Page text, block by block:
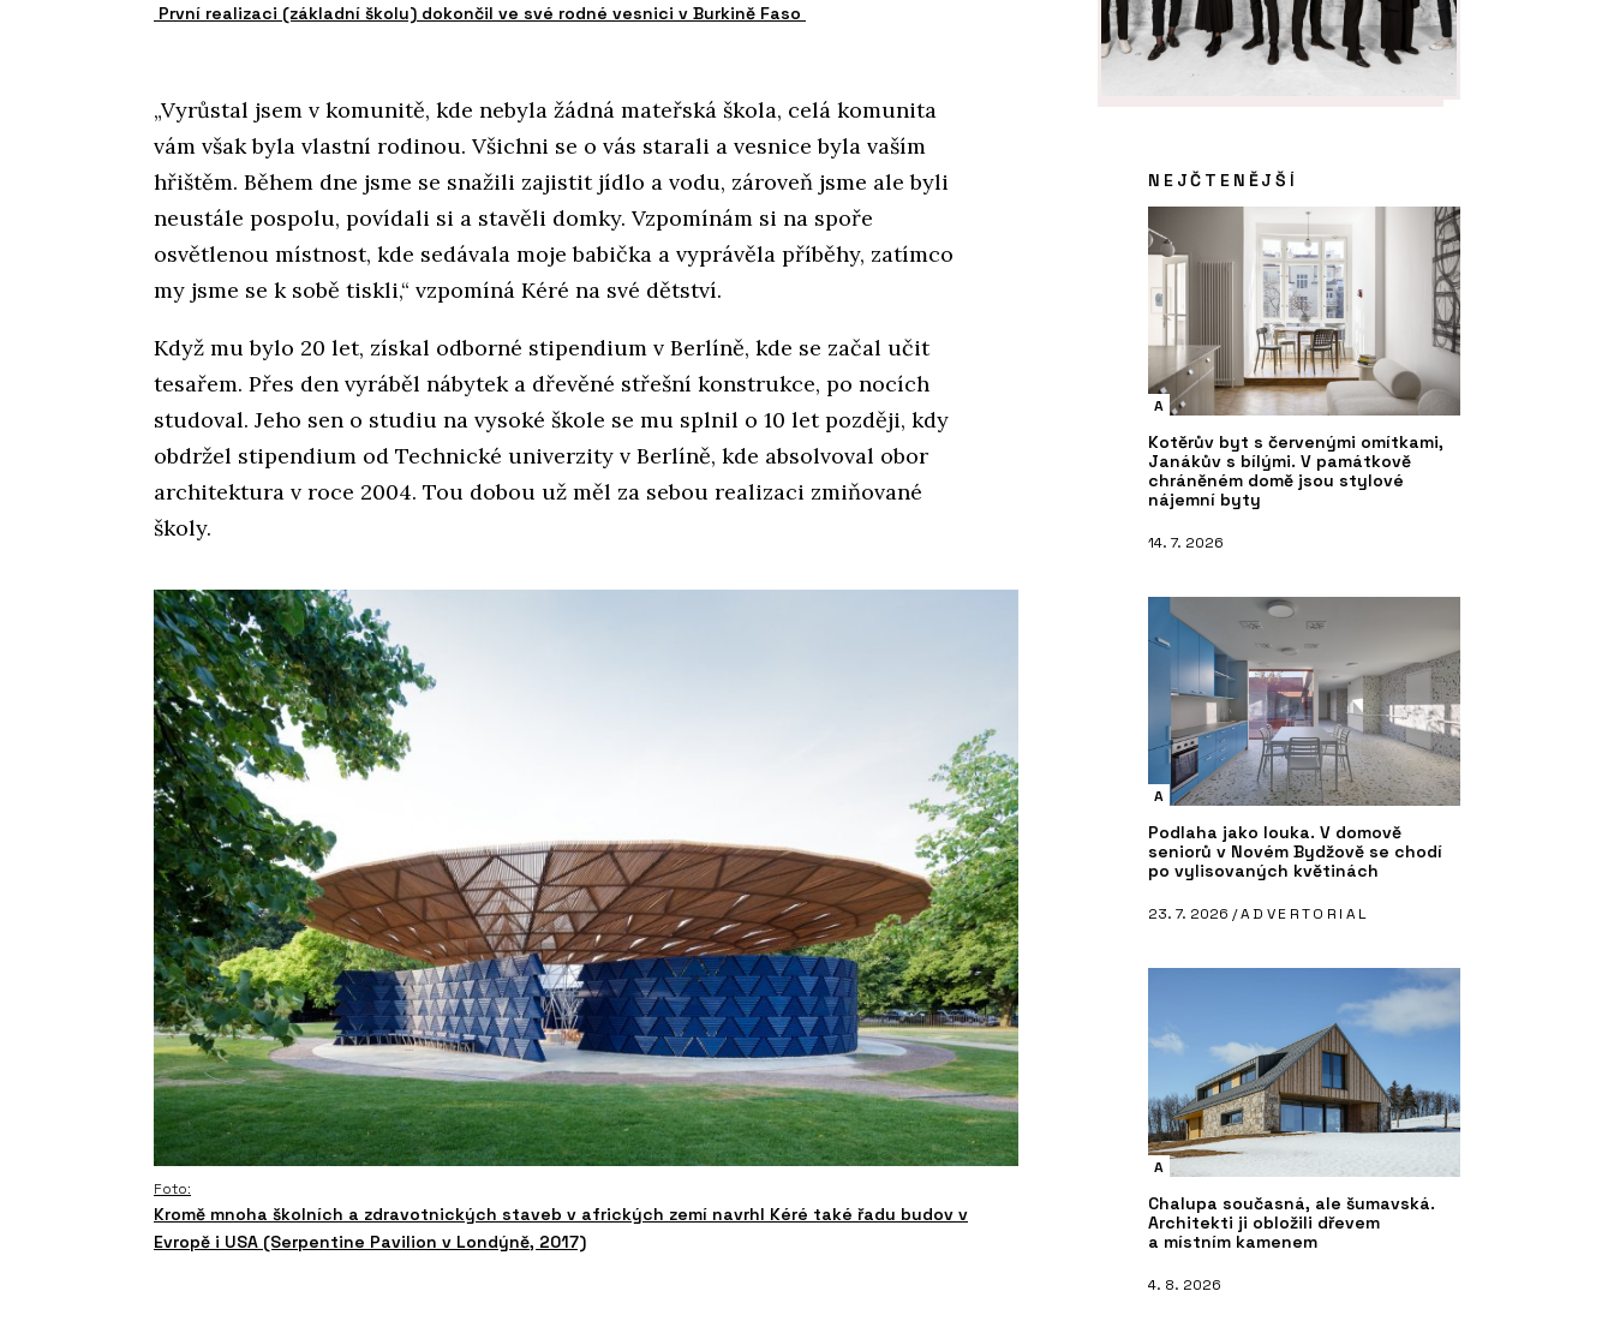
První realizaci (základní školu) dokončil ve své rodné vesnici v Burkině Faso
„Vyrůstal jsem v komunitě, kde nebyla žádná mateřská škola, celá komunita
vám však byla vlastní rodinou. Všichni se o vás starali a vesnice byla vaším
hřištěm. Během dne jsme se snažili zajistit jídlo a vodu, zároveň jsme ale byli
neustále pospolu, povídali si a stavěli domky. Vzpomínám si na spoře
osvětlenou místnost, kde sedávala moje babička a vyprávěla příběhy, zatímco
my jsme se k sobě tiskli,“ vzpomíná Kéré na své dětství.
Když mu bylo 20 let, získal odborné stipendium v Berlíně, kde se začal učit
tesařem. Přes den vyráběl nábytek a dřevěné střešní konstrukce, po nocích
studoval. Jeho sen o studiu na vysoké škole se mu splnil o 10 let později, kdy
obdržel stipendium od Technické univerzity v Berlíně, kde absolvoval obor
architektura v roce 2004. Tou dobou už měl za sebou realizaci zmiňované
školy.
Foto:
Kromě mnoha školních a zdravotnických staveb v afrických zemí navrhl Kéré také řadu budov v
Evropě i USA (Serpentine Pavilion v Londýně, 2017)
NEJČTENĚJŠÍ
A
Kotěrův byt s červenými omítkami,
Janákův s bílými. V památkově
chráněném domě jsou stylové
nájemní byty
14. 7. 2026
A
Podlaha jako louka. V domově
seniorů v Novém Bydžově se chodí
po vylisovaných květinách
23. 7. 2026 /ADVERTORIAL
A
Chalupa současná, ale šumavská.
Architekti ji obložili dřevem
a místním kamenem
4. 8. 2026